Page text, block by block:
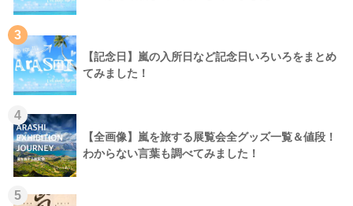
3
【記念日】嵐の入所日など記念日いろいろをまとめ
てみました！
4
【全画像】嵐を旅する展覧会全グッズ一覧＆値段！
わからない言葉も調べてみました！
5